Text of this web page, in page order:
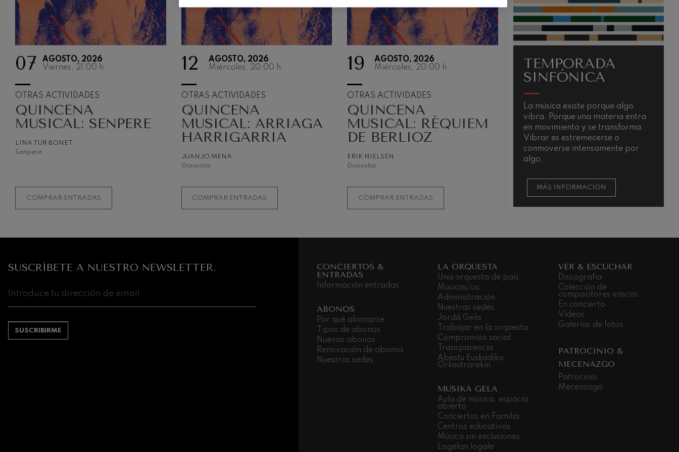
TEMPORADA
SINFÓNICA
La música existe porque algo
vibra. Porque una materia entra
en movimiento y se transforma.
Vibrar es estremecerse o
conmoverse intensamente por
algo.
MÁS INFORMACIÓN
07
AGOSTO, 2026
Viernes, 21:00 h.
OTRAS ACTIVIDADES
QUINCENA
MUSICAL: SENPERE
LINA TUR BONET
Senpere
COMPRAR ENTRADAS
12
AGOSTO, 2026
Miércoles, 20:00 h.
OTRAS ACTIVIDADES
QUINCENA
MUSICAL: ARRIAGA
HARRIGARRIA
JUANJO MENA
Donostia
COMPRAR ENTRADAS
19
AGOSTO, 2026
Miércoles, 20:00 h.
OTRAS ACTIVIDADES
QUINCENA
MUSICAL: RÉQUIEM
DE BERLIOZ
ERIK NIELSEN
Donostia
COMPRAR ENTRADAS
SUSCRÍBETE A NUESTRO NEWSLETTER.
SUSCRIBIRME
CONCIERTOS &
ENTRADAS
Información entradas
ABONOS
Por qué abonarse
Tipos de abonos
Nuevos abonos
Renovación de abonos
Nuestras sedes
LA ORQUESTA
Una orquesta de país
Músicas/os
Administración
Nuestras sedes
Jordá Gela
Trabajar en la orquesta
Compromiso social
Transparencia
Abestu Euskadiko
Orkestrarekin
MUSIKA GELA
Aula de música, espacio
abierto
Conciertos en Familia
Centros educativos
Música sin exclusiones
Logelan logale
VER & ESCUCHAR
Discografía
Colección de
compositores vascos
En concierto
Vídeos
Galerías de fotos
PATROCINIO &
MECENAZGO
Patrocinio
Mecenazgo
Gabriel Fauré: Pelléas et Mélisande
Gabriel Fauré
Franz Schubert: Sinfonía nº9, 'La grande'
Franz Schubert
Wolfgang Amadeus Mozart: Concierto para
clarinete
Wolfgang Amadeus Mozart